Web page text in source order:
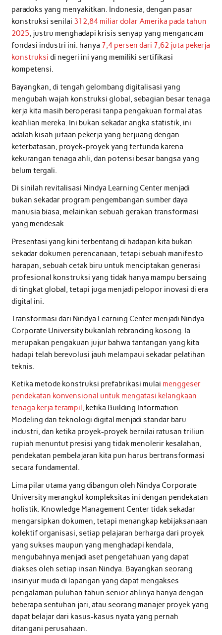
paradoks yang menyakitkan. Indonesia, dengan pasar
konstruksi senilai 312,84 miliar dolar Amerika pada tahun
2025, justru menghadapi krisis senyap yang mengancam
fondasi industri ini: hanya 7,4 persen dari 7,62 juta pekerja
konstruksi di negeri ini yang memiliki sertifikasi
kompetensi.
Bayangkan, di tengah gelombang digitalisasi yang
mengubah wajah konstruksi global, sebagian besar tenaga
kerja kita masih beroperasi tanpa pengakuan formal atas
keahlian mereka. Ini bukan sekadar angka statistik, ini
adalah kisah jutaan pekerja yang berjuang dengan
keterbatasan, proyek-proyek yang tertunda karena
kekurangan tenaga ahli, dan potensi besar bangsa yang
belum tergali.
Di sinilah revitalisasi Nindya Learning Center menjadi
bukan sekadar program pengembangan sumber daya
manusia biasa, melainkan sebuah gerakan transformasi
yang mendesak.
Presentasi yang kini terbentang di hadapan kita bukan
sekadar dokumen perencanaan, tetapi sebuah manifesto
harapan, sebuah cetak biru untuk menciptakan generasi
profesional konstruksi yang tidak hanya mampu bersaing
di tingkat global, tetapi juga menjadi pelopor inovasi di era
digital ini.
Transformasi dari Nindya Learning Center menjadi Nindya
Corporate University bukanlah rebranding kosong. Ia
merupakan pengakuan jujur bahwa tantangan yang kita
hadapi telah berevolusi jauh melampaui sekadar pelatihan
teknis.
Ketika metode konstruksi prefabrikasi mulai menggeser
pendekatan konvensional untuk mengatasi kelangkaan
tenaga kerja terampil , ketika Building Information
Modeling dan teknologi digital menjadi standar baru
industri, dan ketika proyek-proyek bernilai ratusan triliun
rupiah menuntut presisi yang tidak menolerir kesalahan,
pendekatan pembelajaran kita pun harus bertransformasi
secara fundamental.
Lima pilar utama yang dibangun oleh Nindya Corporate
University merangkul kompleksitas ini dengan pendekatan
holistik. Knowledge Management Center tidak sekadar
mengarsipkan dokumen, tetapi menangkap kebijaksanaan
kolektif organisasi, setiap pelajaran berharga dari proyek
yang sukses maupun yang menghadapi kendala,
mengubahnya menjadi aset pengetahuan yang dapat
diakses oleh setiap insan Nindya. Bayangkan seorang
insinyur muda di lapangan yang dapat mengakses
pengalaman puluhan tahun senior ahlinya hanya dengan
beberapa sentuhan jari, atau seorang manajer proyek yang
dapat belajar dari kasus-kasus nyata yang pernah
ditangani perusahaan.